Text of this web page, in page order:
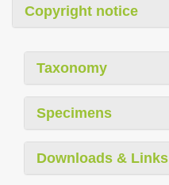
Copyright notice
Taxonomy
Specimens
Downloads & Links